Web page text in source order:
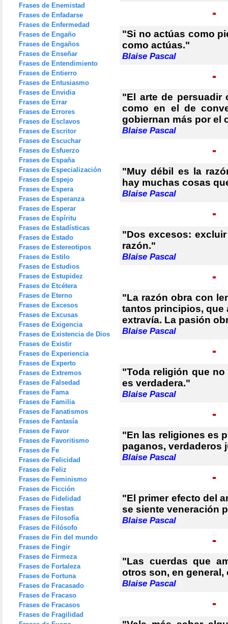
Frases de Enemistad
Frases de Enfadarse
Frases de Enfermedad
Frases de Engaño
Frases de Engaños
Frases de Enseñar
Frases de Entendimiento
Frases de Entierro
Frases de Entusiasmo
Frases de Envidia
Frases de Errar
Frases de Errores
Frases de Esclavos
Frases de Escritor
Frases de Escuchar
Frases de Esfuerzo
Frases de España
Frases de Especialización
Frases de Espejo
Frases de Espera
Frases de Esperanza
Frases de Esperar
Frases de Espíritu
Frases de Estadísticas
Frases de Estado
Frases de Estereotipos
Frases de Estilo
Frases de Estudios
Frases de Estupidez
Frases de Etcétera
Frases de Eterno
Frases de Excesos
Frases de Excusas
Frases de Exigencia
Frases de Existencia de Dios
Frases de Existir
Frases de Experiencia
Frases de Experto
Frases de Extremos
Frases de Falsedad
Frases de Fama
Frases de Familia
Frases de Fanatismos
Frases de Fantasía
Frases de Favor
Frases de Favoritismo
Frases de Fe
Frases de Felicidad
Frases de Feliz
Frases de Feminismo
Frases de Ficción
Frases de Fidelidad
Frases de Fiestas
Frases de Filosofía
Frases de Filósofo
Frases de Fin del mundo
Frases de Fingir
Frases de Firmeza
Frases de Fortaleza
Frases de Fortuna
Frases de Fracasado
Frases de Fracaso
Frases de Fracasos
Frases de Fragilidad
"Si no actúas como
como actúas."
Blaise Pascal
"El arte de persuadir
como en el de
gobiernan más por el
Blaise Pascal
"Muy débil es la
hay muchas cosas
Blaise Pascal
"Dos excesos:
razón."
Blaise Pascal
"La razón obra con
tantos principios, que
extravía. La pasión
Blaise Pascal
"Toda religión que
es verdadera."
Blaise Pascal
"En las religiones es
paganos, verdaderos
Blaise Pascal
"El primer efecto del
se siente veneración
Blaise Pascal
"Las cuerdas que
otros son, en
Blaise Pascal